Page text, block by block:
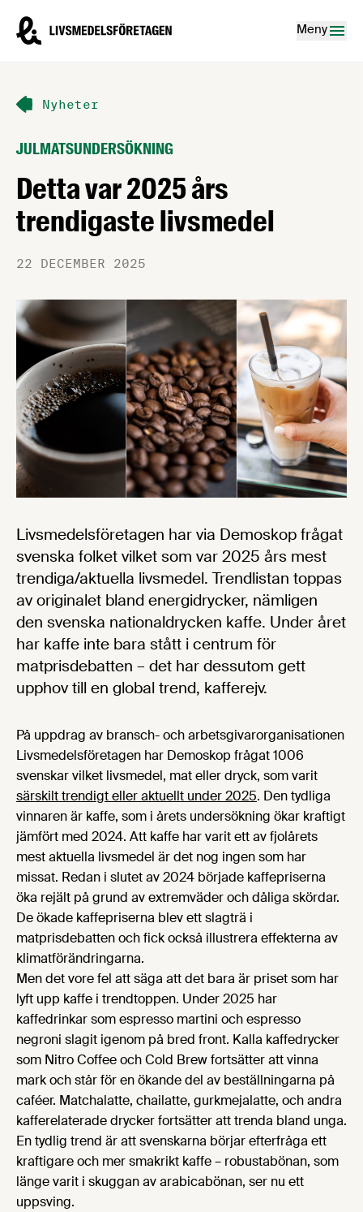
Livsmedelsföretagen – till startsidan
Meny
Nyheter
JULMATSUNDERSÖKNING
Detta var 2025 års
trendigaste livsmedel
22 DECEMBER 2025
Livsmedelsföretagen har via Demoskop frågat
svenska folket vilket som var 2025 års mest
trendiga/aktuella livsmedel. Trendlistan toppas
av originalet bland energidrycker, nämligen
den svenska nationaldrycken kaffe. Under året
har kaffe inte bara stått i centrum för
matprisdebatten – det har dessutom gett
upphov till en global trend, kafferejv.
På uppdrag av bransch- och arbetsgivarorganisationen
Livsmedelsföretagen har Demoskop frågat 1006
svenskar vilket livsmedel, mat eller dryck, som varit
särskilt trendigt eller aktuellt under 2025. Den tydliga
vinnaren är kaffe, som i årets undersökning ökar kraftigt
jämfört med 2024. Att kaffe har varit ett av fjolårets
mest aktuella livsmedel är det nog ingen som har
missat. Redan i slutet av 2024 började kaffepriserna
öka rejält på grund av extremväder och dåliga skördar.
De ökade kaffepriserna blev ett slagträ i
matprisdebatten och fick också illustrera effekterna av
klimatförändringarna.
Men det vore fel att säga att det bara är priset som har
lyft upp kaffe i trendtoppen. Under 2025 har
kaffedrinkar som espresso martini och espresso
negroni slagit igenom på bred front. Kalla kaffedrycker
som Nitro Coffee och Cold Brew fortsätter att vinna
mark och står för en ökande del av beställningarna på
caféer. Matchalatte, chailatte, gurkmejalatte, och andra
kafferelaterade drycker fortsätter att trenda bland unga.
En tydlig trend är att svenskarna börjar efterfråga ett
kraftigare och mer smakrikt kaffe – robustabönan, som
länge varit i skuggan av arabicabönan, ser nu ett
uppsving.